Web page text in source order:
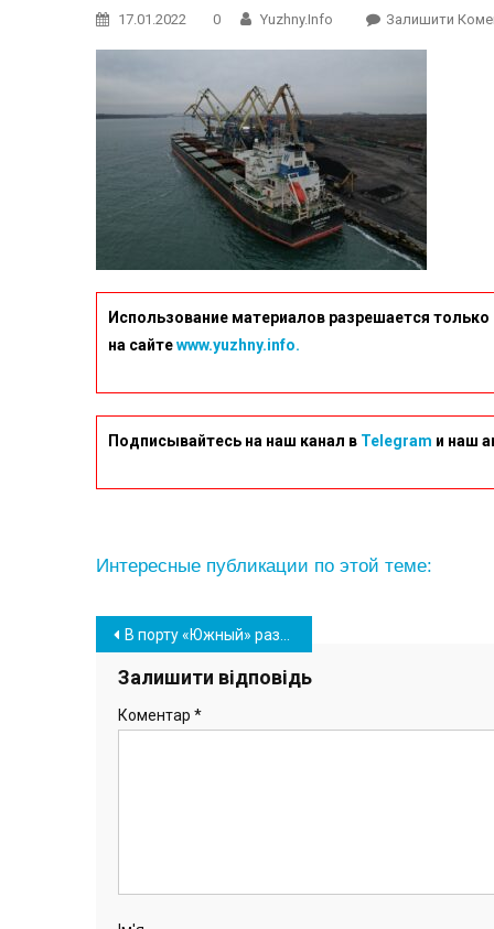
17.01.2022 0 Yuzhny.info Залишити
Использование материалов разрешается
на сайтеwww.yuzhny.info.
Подписывайтесь на наш канал в Telegram и наш
Интересные публикации по этой теме:
Навігація
записів
В порту «Южный» разгружают новую партию угля для «Центрэнерго» (фото)
Залишити відповідь
Коментар *